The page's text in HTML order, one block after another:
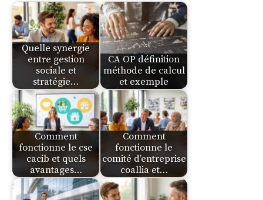
Quelle synergie
entre gestion
sociale et
stratégie…
CA OP définition
méthode de calcul
et exemple
Comment
fonctionne le cse
cacib et quels
avantages…
Comment
fonctionne le
comité d’entreprise
coallia et…